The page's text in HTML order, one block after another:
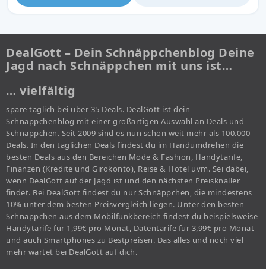
DealGott – Dein Schnäppchenblog Deine
Jagd nach Schnäppchen mit uns ist…
… vielfältig
spare täglich bei über 35 Deals. DealGott ist dein
Schnäppchenblog mit einer großartigen Auswahl an Deals und
Schnäppchen. Seit 2009 sind es nun schon weit mehr als 100.000
Deals. In den täglichen Deals findest du im Handumdrehen die
besten Deals aus den Bereichen Mode & Fashion, Handytarife,
Finanzen (Kredite und Girokonto), Reise & Hotel uvm. Sei dabei,
wenn DealGott auf der Jagd ist und den nächsten Preisknaller
findet. Bei DealGott findest du nur Schnäppchen, die mindestens
10% unter dem besten Preisvergleich liegen. Unter den besten
Schnäppchen aus dem Mobilfunkbereich findest du beispielsweise
Handytarife für 1,99€ pro Monat, Datentarife für 3,99€ pro Monat
und auch Smartphones zu Bestpreisen. Das alles und noch viel
mehr wartet bei DealGott auf dich.